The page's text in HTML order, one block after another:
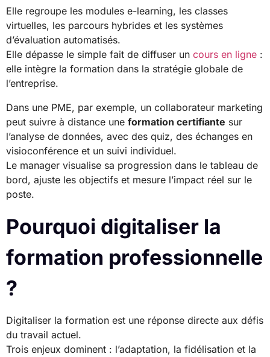
Elle regroupe les modules e-learning, les classes
virtuelles, les parcours hybrides et les systèmes
d’évaluation automatisés.
Elle dépasse le simple fait de diffuser un cours en ligne :
elle intègre la formation dans la stratégie globale de
l’entreprise.
Dans une PME, par exemple, un collaborateur marketing
peut suivre à distance une formation certifiante sur
l’analyse de données, avec des quiz, des échanges en
visioconférence et un suivi individuel.
Le manager visualise sa progression dans le tableau de
bord, ajuste les objectifs et mesure l’impact réel sur le
poste.
Pourquoi digitaliser la
formation professionnelle
?
Digitaliser la formation est une réponse directe aux défis
du travail actuel.
Trois enjeux dominent : l’adaptation, la fidélisation et la